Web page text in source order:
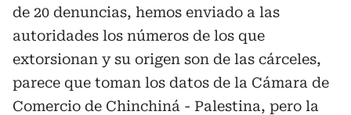
de 20 denuncias, hemos enviado a las
autoridades los números de los que
extorsionan y su origen son de las cárceles,
parece que toman los datos de la Cámara de
Comercio de Chinchiná - Palestina, pero la